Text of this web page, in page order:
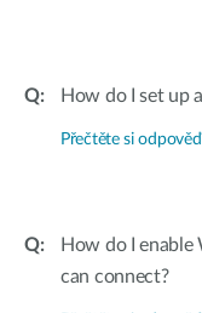
How do I set up
Přečtěte si odpověď
How do I enable
can connect?